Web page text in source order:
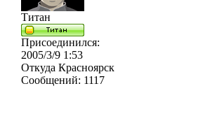
Титан
Присоединился:
2005/3/9 1:53
Откуда Красноярск
Сообщений: 1117